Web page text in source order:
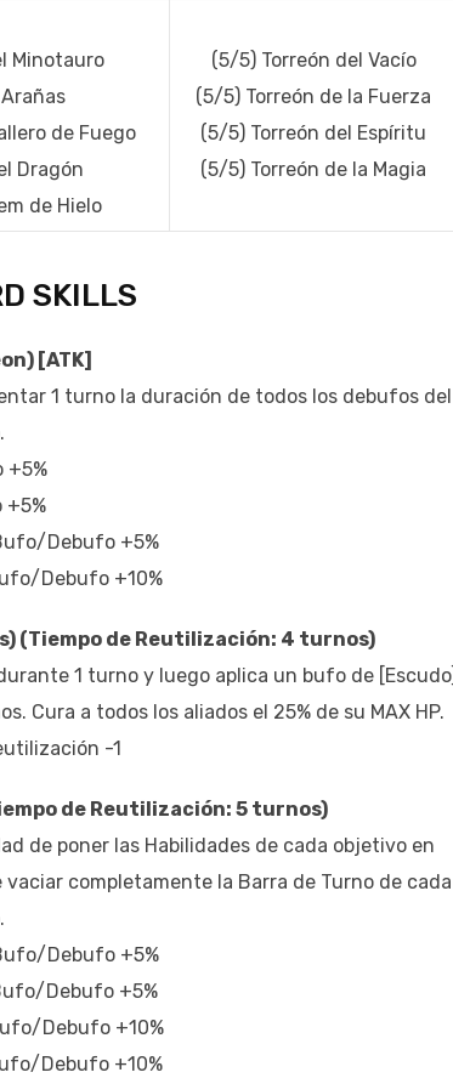
Minotauro
de Fuego
Dragón
de Hielo
(5/5) Torreón del Vacío
(5/5) Torreón de la Fuerza
(5/5) Torreón del Espíritu
(5/5) Torreón de la Magia
SKILLS
[ATK]
1 turno la duración de todos los debufos del
+5%
+5%
Debufo +5%
Debufo +10%
(Tiempo de Reutilización: 4 turnos)
1 turno y luego aplica un bufo de [Escudo]
Cura a todos los aliados el 25% de su MAX HP.
-1
de Reutilización: 5 turnos)
de poner las Habilidades de cada objetivo en
completamente la Barra de Turno de cada
Debufo +5%
Debufo +5%
Debufo +10%
Debufo +10%